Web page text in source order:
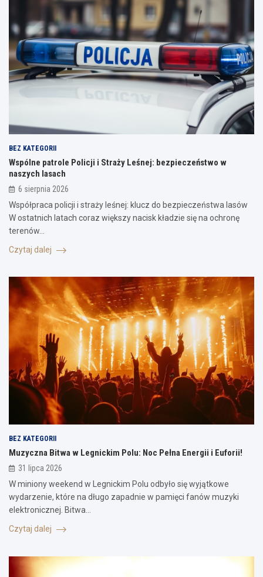
BEZ KATEGORII
Wspólne patrole Policji i Straży Leśnej: bezpieczeństwo w
naszych lasach
6 sierpnia 2026
Współpraca policji i straży leśnej: klucz do bezpieczeństwa lasów
W ostatnich latach coraz większy nacisk kładzie się na ochronę
terenów…
Czytaj dalej
BEZ KATEGORII
Muzyczna Bitwa w Legnickim Polu: Noc Pełna Energii i Euforii!
31 lipca 2026
W miniony weekend w Legnickim Polu odbyło się wyjątkowe
wydarzenie, które na długo zapadnie w pamięci fanów muzyki
elektronicznej. Bitwa…
Czytaj dalej